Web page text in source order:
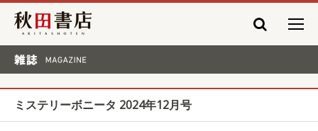
秋田書店
ミステリーボニータ 2024年12月号